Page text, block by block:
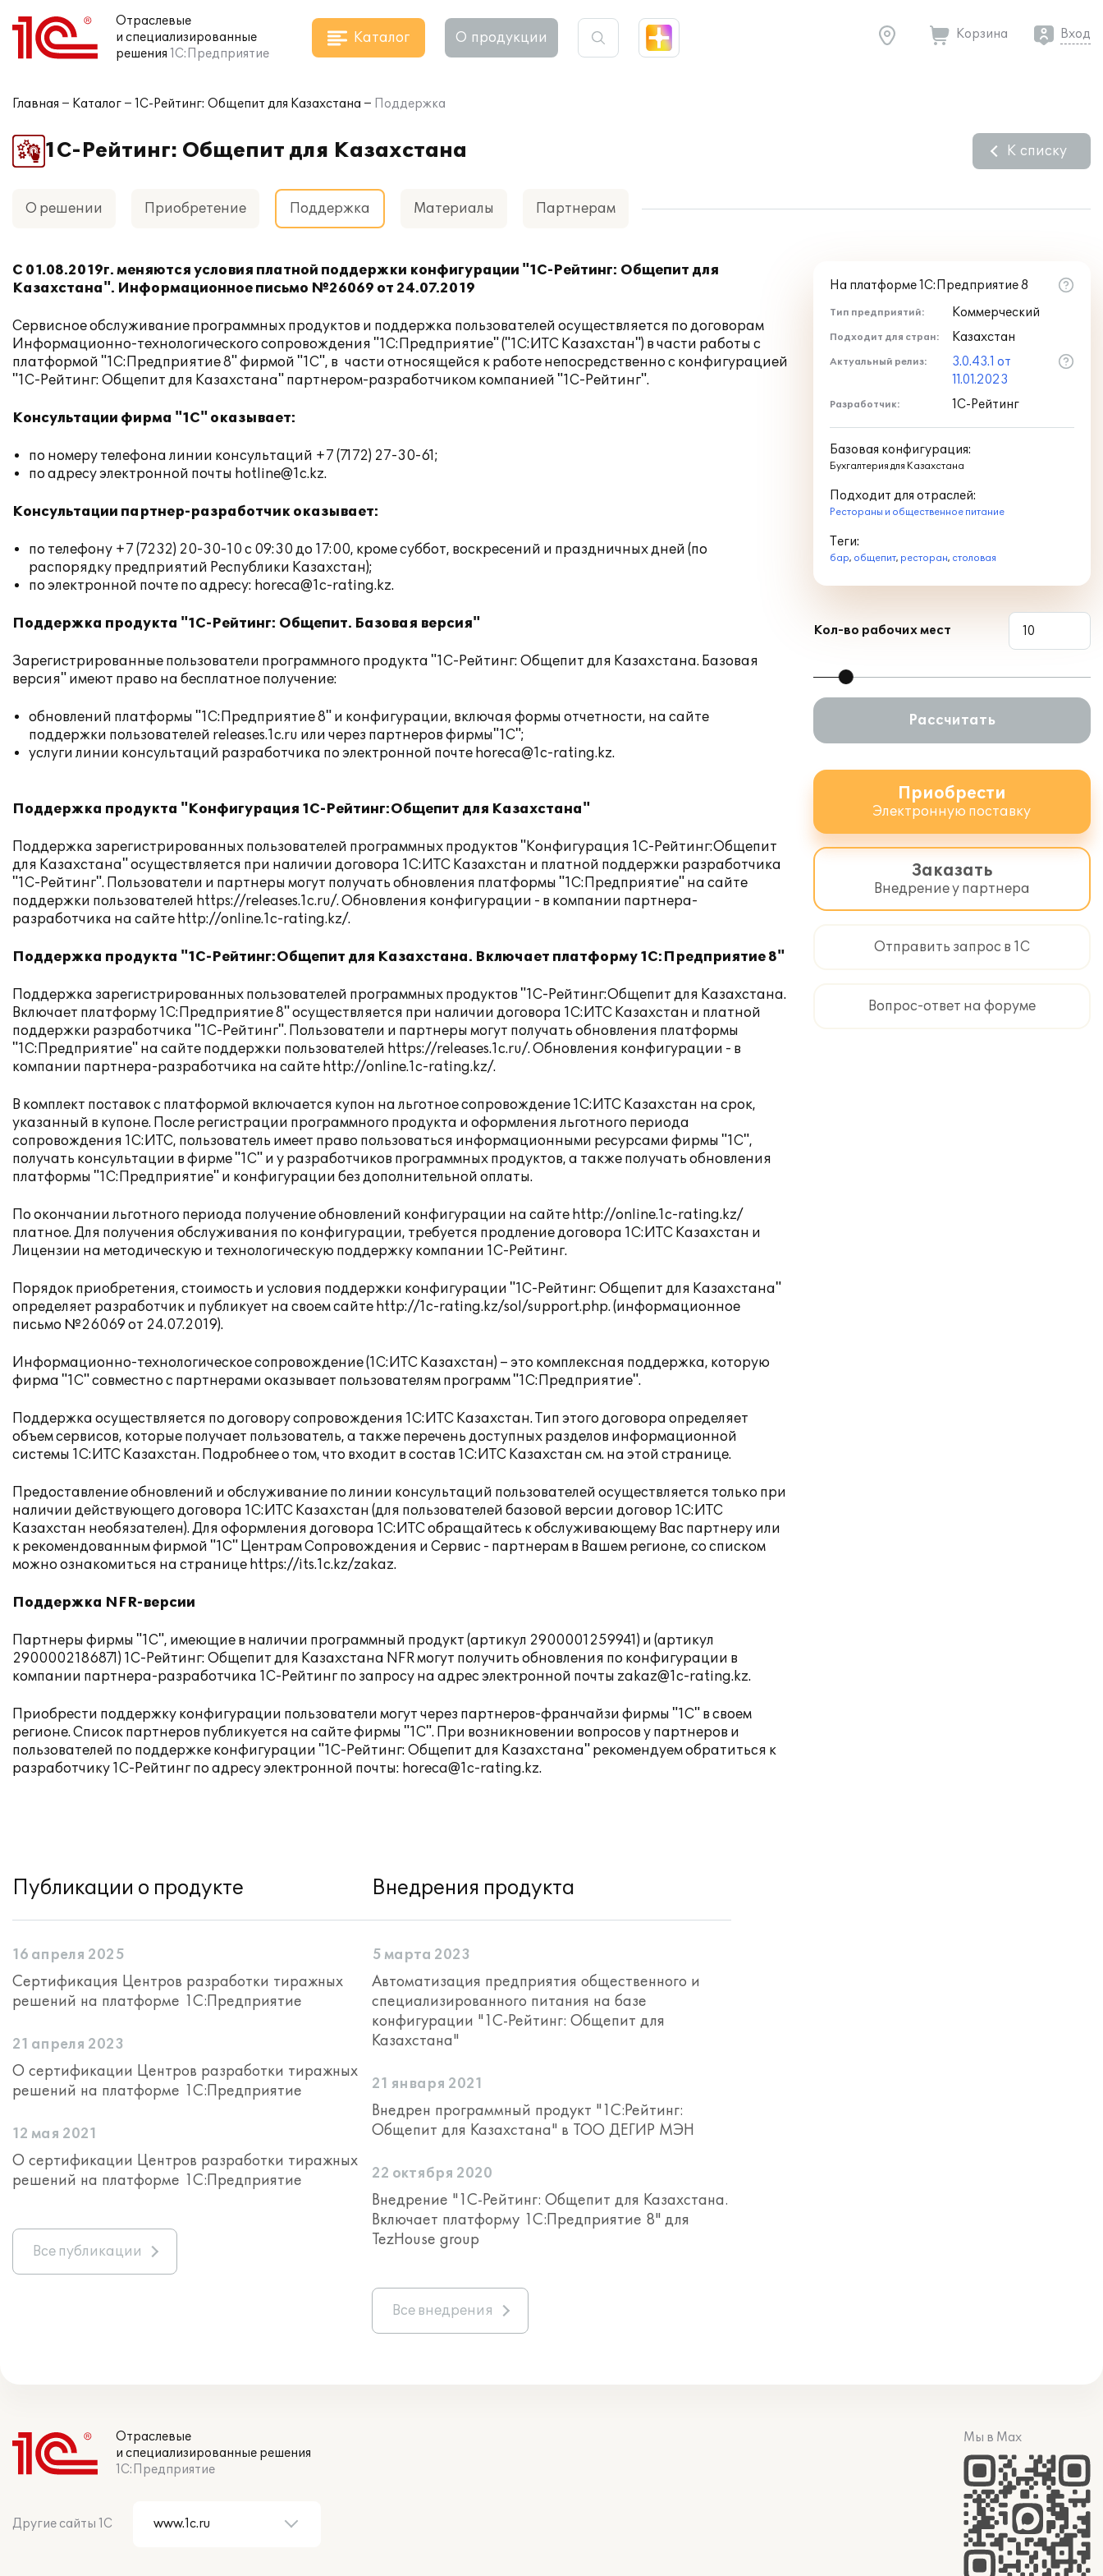
Отраслевые
и специализированные
решения 1С:Предприятие
Каталог О продукции Корзина Вход
Главная Каталог 1С-Рейтинг: Общепит для Казахстана Поддержка
1С-Рейтинг: Общепит для Казахстана К списку
О решении Приобретение Поддержка Материалы Партнерам
С 01.08.2019г. меняются условия платной поддержки конфигурации "1С-Рейтинг: Общепит для
Казахстана". Информационное письмо №26069 от 24.07.2019
Сервисное обслуживание программных продуктов и поддержка пользователей осуществляется по договорам
Информационно-технологического сопровождения "1С:Предприятие" ("1С:ИТС Казахстан") в части работы с
платформой "1С:Предприятие 8" фирмой "1С", в части относящейся к работе непосредственно с конфигурацией
"1С-Рейтинг: Общепит для Казахстана" партнером-разработчиком компанией "1С-Рейтинг".
Консультации фирма "1С" оказывает:
по номеру телефона линии консультаций +7 (7172) 27-30-61;
по адресу электронной почты hotline@1c.kz.
Консультации партнер-разработчик оказывает:
по телефону +7 (7232) 20-30-10 с 09:30 до 17:00, кроме суббот, воскресений и праздничных дней (по
распорядку предприятий Республики Казахстан);
по электронной почте по адресу: horeca@1c-rating.kz.
Поддержка продукта "1С-Рейтинг: Общепит. Базовая версия"
Зарегистрированные пользователи программного продукта "1С-Рейтинг: Общепит для Казахстана. Базовая
версия" имеют право на бесплатное получение:
обновлений платформы "1С:Предприятие 8" и конфигурации, включая формы отчетности, на сайте
поддержки пользователей releases.1c.ru или через партнеров фирмы"1С";
услуги линии консультаций разработчика по электронной почте horeca@1c-rating.kz.
Поддержка продукта "Конфигурация 1С-Рейтинг:Общепит для Казахстана"
Поддержка зарегистрированных пользователей программных продуктов "Конфигурация 1С-Рейтинг:Общепит
для Казахстана" осуществляется при наличии договора 1С:ИТС Казахстан и платной поддержки разработчика
"1С-Рейтинг". Пользователи и партнеры могут получать обновления платформы "1С:Предприятие" на сайте
поддержки пользователей https://releases.1c.ru/. Обновления конфигурации - в компании партнера-
разработчика на сайте http://online.1c-rating.kz/.
Поддержка продукта "1С-Рейтинг:Общепит для Казахстана. Включает платформу 1С:Предприятие 8"
Поддержка зарегистрированных пользователей программных продуктов "1С-Рейтинг:Общепит для Казахстана.
Включает платформу 1С:Предприятие 8" осуществляется при наличии договора 1С:ИТС Казахстан и платной
поддержки разработчика "1С-Рейтинг". Пользователи и партнеры могут получать обновления платформы
"1С:Предприятие" на сайте поддержки пользователей https://releases.1c.ru/. Обновления конфигурации - в
компании партнера-разработчика на сайте http://online.1c-rating.kz/.
В комплект поставок с платформой включается купон на льготное сопровождение 1С:ИТС Казахстан на срок,
указанный в купоне. После регистрации программного продукта и оформления льготного периода
сопровождения 1С:ИТС, пользователь имеет право пользоваться информационными ресурсами фирмы "1С",
получать консультации в фирме "1С" и у разработчиков программных продуктов, а также получать обновления
платформы "1С:Предприятие" и конфигурации без дополнительной оплаты.
По окончании льготного периода получение обновлений конфигурации на сайте http://online.1c-rating.kz/
платное. Для получения обслуживания по конфигурации, требуется продление договора 1С:ИТС Казахстан и
Лицензии на методическую и технологическую поддержку компании 1С-Рейтинг.
Порядок приобретения, стоимость и условия поддержки конфигурации "1С-Рейтинг: Общепит для Казахстана"
определяет разработчик и публикует на своем сайте http://1c-rating.kz/sol/support.php. (информационное
письмо №26069 от 24.07.2019).
Информационно-технологическое сопровождение (1С:ИТС Казахстан) – это комплексная поддержка, которую
фирма "1С" совместно с партнерами оказывает пользователям программ "1С:Предприятие".
Поддержка осуществляется по договору сопровождения 1С:ИТС Казахстан. Тип этого договора определяет
объем сервисов, которые получает пользователь, а также перечень доступных разделов информационной
системы 1С:ИТС Казахстан. Подробнее о том, что входит в состав 1С:ИТС Казахстан см. на этой странице.
Предоставление обновлений и обслуживание по линии консультаций пользователей осуществляется только при
наличии действующего договора 1С:ИТС Казахстан (для пользователей базовой версии договор 1С:ИТС
Казахстан необязателен). Для оформления договора 1С:ИТС обращайтесь к обслуживающему Вас партнеру или
к рекомендованным фирмой "1С" Центрам Сопровождения и Сервис - партнерам в Вашем регионе, со списком
можно ознакомиться на странице https://its.1c.kz/zakaz.
Поддержка NFR-версии
Партнеры фирмы "1С", имеющие в наличии программный продукт (артикул 2900001259941) и (артикул
2900002186871) 1С-Рейтинг: Общепит для Казахстана NFR могут получить обновления по конфигурации в
компании партнера-разработчика 1С-Рейтинг по запросу на адрес электронной почты zakaz@1c-rating.kz.
Приобрести поддержку конфигурации пользователи могут через партнеров-франчайзи фирмы "1С" в своем
регионе. Список партнеров публикуется на сайте фирмы "1С". При возникновении вопросов у партнеров и
пользователей по поддержке конфигурации "1С-Рейтинг: Общепит для Казахстана" рекомендуем обратиться к
разработчику 1С-Рейтинг по адресу электронной почты: horeca@1c-rating.kz.
На платформе 1С:Предприятие 8
Тип предприятий: Коммерческий
Подходит для стран: Казахстан
Актуальный релиз:
3.0.43.1 от
11.01.2023
Разработчик: 1С-Рейтинг
Базовая конфигурация:
Бухгалтерия для Казахстана
Подходит для отраслей:
Рестораны и общественное питание
Теги:
бар, общепит, ресторан, столовая
Кол-во рабочих мест
Рассчитать
Приобрести
Электронную поставку
Заказать
Внедрение у партнера
Отправить запрос в 1С
Вопрос-ответ на форуме
Публикации о продукте
16 апреля 2025
Сертификация Центров разработки тиражных
решений на платформе 1С:Предприятие
21 апреля 2023
О сертификации Центров разработки тиражных
решений на платформе 1С:Предприятие
12 мая 2021
О сертификации Центров разработки тиражных
решений на платформе 1С:Предприятие
Все публикации
Внедрения продукта
5 марта 2023
Автоматизация предприятия общественного и
специализированного питания на базе
конфигурации "1С-Рейтинг: Общепит для
Казахстана"
21 января 2021
Внедрен программный продукт "1С:Рейтинг:
Общепит для Казахстана" в TOO ДЕГИР МЭН
22 октября 2020
Внедрение "1С-Рейтинг: Общепит для Казахстана.
Включает платформу 1С:Предприятие 8" для
TezHouse group
Все внедрения
Отраслевые
и специализированные решения
1С:Предприятие
Другие сайты 1С
Мы в Max